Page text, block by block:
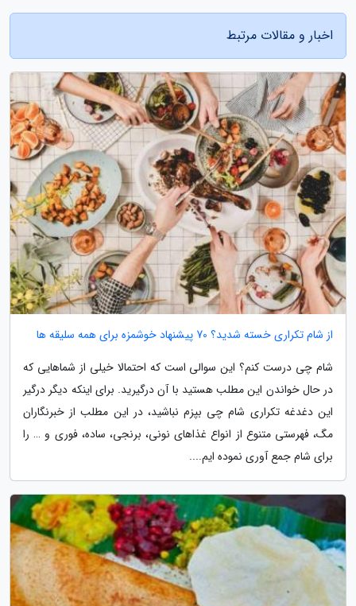
اخبار و مقالات مرتبط
از شام تکراری خسته شدید؟ 70 پیشنهاد خوشمزه برای همه سلیقه ها
شام چی درست کنم؟ این سوالی است که احتمالا خیلی از شماهایی که
در حال خواندن این مطلب هستید با آن درگیرید. برای اینکه دیگر درگیر
این دغدغه تکراری شام چی بپزم نباشید، در این مطلب از خبرنگاران
مگ، فهرستی متنوع از انواع غذاهای نونی، برنجی، ساده، فوری و … را
برای شام جمع آوری نموده ایم....